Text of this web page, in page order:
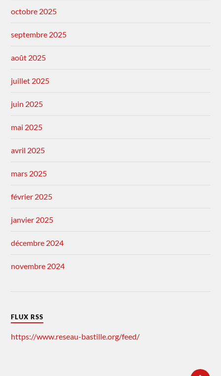
octobre 2025
septembre 2025
août 2025
juillet 2025
juin 2025
mai 2025
avril 2025
mars 2025
février 2025
janvier 2025
décembre 2024
novembre 2024
FLUX RSS
https://www.reseau-bastille.org/feed/